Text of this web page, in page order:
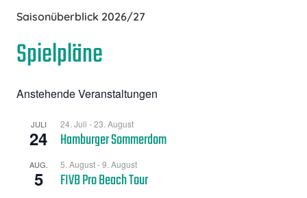
Saisonüberblick 2026/27
Spielpläne
Anstehende Veranstaltungen
JULI
24
24. Juli -23. August
Hamburger Sommerdom
AUG.
5
5. August-9. August
FIVB Pro Beach Tour